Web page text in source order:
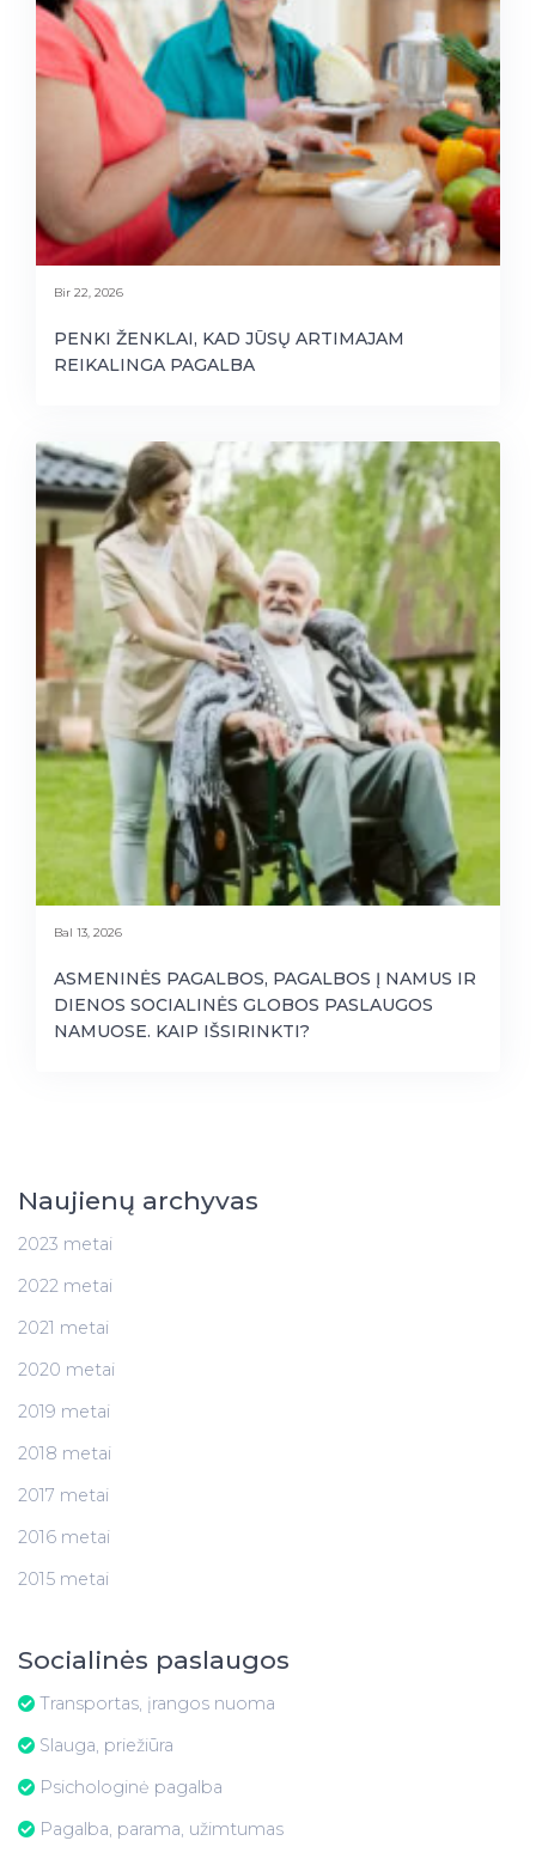
Bir 22, 2026
PENKI ŽENKLAI, KAD JŪSŲ ARTIMAJAM
REIKALINGA PAGALBA
Bal 13, 2026
ASMENINĖS PAGALBOS, PAGALBOS Į NAMUS IR
DIENOS SOCIALINĖS GLOBOS PASLAUGOS
NAMUOSE. KAIP IŠSIRINKTI?
Naujienų archyvas
2023 metai
2022 metai
2021 metai
2020 metai
2019 metai
2018 metai
2017 metai
2016 metai
2015 metai
Socialinės paslaugos
Transportas, įrangos nuoma
Slauga, priežiūra
Psichologinė pagalba
Pagalba, parama, užimtumas